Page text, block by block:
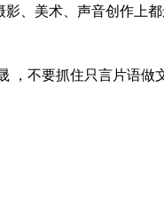
、美术、声音创作上